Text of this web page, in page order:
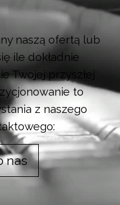
naszą ofertą lub
ile dokładnie
Twojej przyszłej
to
z naszego
nas